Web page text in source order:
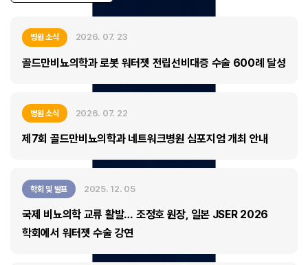
병원 소식
골드만비뇨의학과 로봇 워터젯 전립선비대증 수술 600례 달성
2026. 07. 23
병원 소식
제7회 골드만비뇨의학과 네트워크병원 심포지엄 개최 안내
2026. 07. 22
학회 및 발표
국제 비뇨의학 교류 활발… 조정호 원장, 일본 JSER 2026
학회에서 워터젯 수술 강연
2025. 12. 05